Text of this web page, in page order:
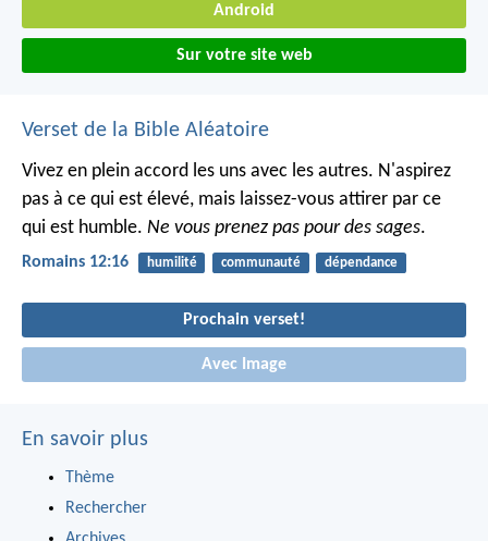
Android
Sur votre site web
Verset de la Bible Aléatoire
Vivez en plein accord les uns avec les autres. N'aspirez
pas à ce qui est élevé, mais laissez-vous attirer par ce
qui est humble. Ne vous prenez pas pour des sages.
Romains 12:16 humilité communauté dépendance
Prochain verset!
Avec Image
En savoir plus
Thème
Rechercher